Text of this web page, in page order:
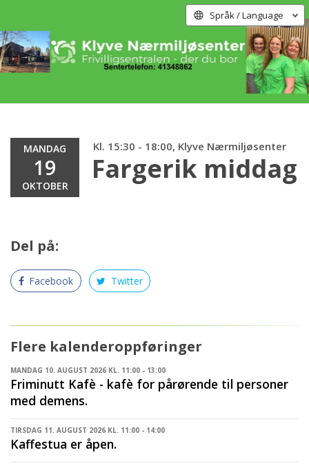
Språk / Language
MANDAG
19
OKTOBER
Kl. 15:30 - 18:00, Klyve Nærmiljøsenter
Fargerik middag
Del på:
Facebook Twitter
Flere kalenderoppføringer
MANDAG 10. AUGUST 2026 KL. 11:00 - 13:00
Friminutt Kafè - kafè for pårørende til personer
med demens.
TIRSDAG 11. AUGUST 2026 KL. 11:00 - 14:00
Kaffestua er åpen.